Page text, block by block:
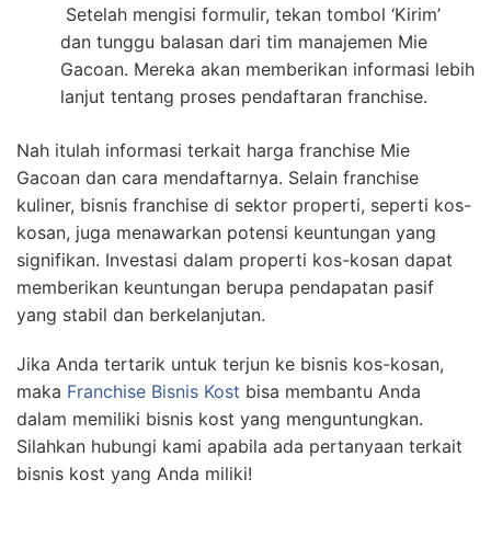
Setelah mengisi formulir, tekan tombol ‘Kirim’
dan tunggu balasan dari tim manajemen Mie
Gacoan. Mereka akan memberikan informasi lebih
lanjut tentang proses pendaftaran franchise.
Nah itulah informasi terkait harga franchise Mie
Gacoan dan cara mendaftarnya. Selain franchise
kuliner, bisnis franchise di sektor properti, seperti kos-
kosan, juga menawarkan potensi keuntungan yang
signifikan. Investasi dalam properti kos-kosan dapat
memberikan keuntungan berupa pendapatan pasif
yang stabil dan berkelanjutan.
Jika Anda tertarik untuk terjun ke bisnis kos-kosan,
maka Franchise Bisnis Kost bisa membantu Anda
dalam memiliki bisnis kost yang menguntungkan.
Silahkan hubungi kami apabila ada pertanyaan terkait
bisnis kost yang Anda miliki!